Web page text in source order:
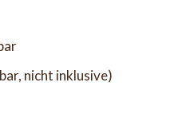
nicht inklusive)